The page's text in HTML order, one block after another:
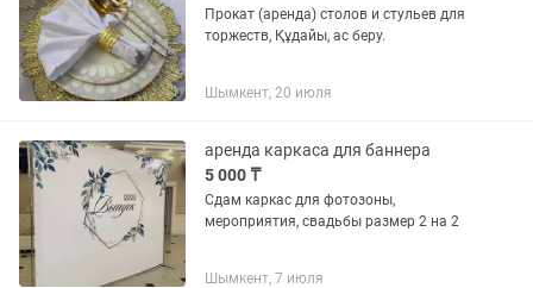
Прокат (аренда) столов и стульев для
торжеств, Құдайы, ас беру.
Шымкент, 20 июля
аренда каркаса для баннера
5 000 ₸
Сдам каркас для фотозоны,
мероприятия, свадьбы размер 2 на 2
Шымкент, 7 июля